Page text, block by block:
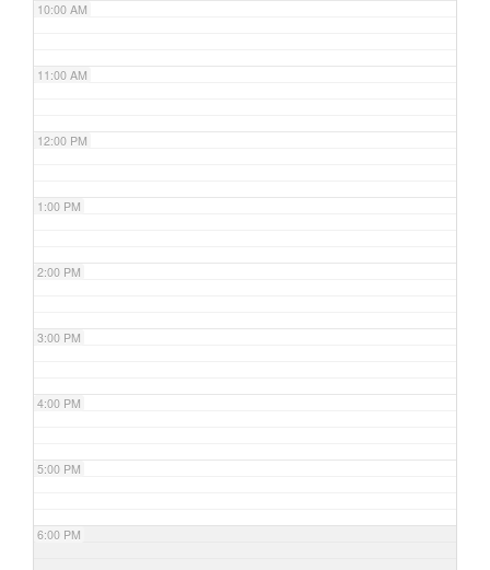
10:00 AM
11:00 AM
12:00 PM
1:00 PM
2:00 PM
3:00 PM
4:00 PM
5:00 PM
6:00 PM